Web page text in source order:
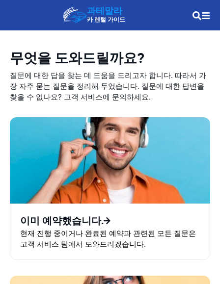
과테말라
카 렌털 가이드
무엇을 도와드릴까요?
질문에 대한 답을 찾는 데 도움을 드리고자 합니다. 따라서 가
장 자주 묻는 질문을 정리해 두었습니다. 질문에 대한 답변을
찾을 수 없나요? 고객 서비스에 문의하세요.
이미 예약했습니다.
현재 진행 중이거나 완료된 예약과 관련된 모든 질문은
고객 서비스 팀에서 도와드리겠습니다.